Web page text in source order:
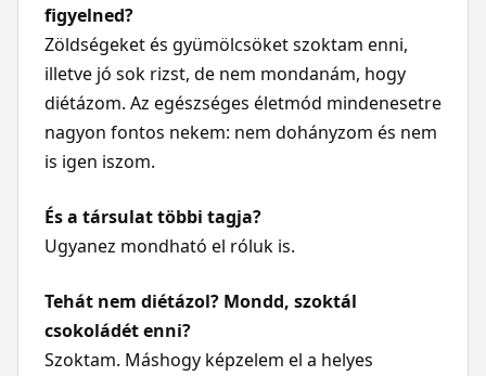
figyelned?
Zöldségeket és gyümölcsöket szoktam enni,
illetve jó sok rizst, de nem mondanám, hogy
diétázom. Az egészséges életmód mindenesetre
nagyon fontos nekem: nem dohányzom és nem
is igen iszom.
És a társulat többi tagja?
Ugyanez mondható el róluk is.
Tehát nem diétázol? Mondd, szoktál
csokoládét enni?
Szoktam. Máshogy képzelem el a helyes